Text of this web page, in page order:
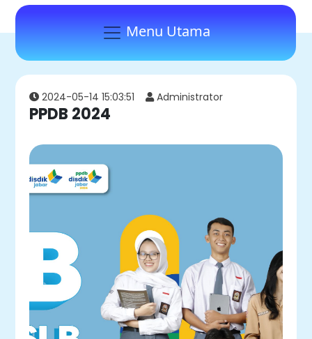
Menu Utama
2024-05-14 15:03:51 Administrator
PPDB 2024